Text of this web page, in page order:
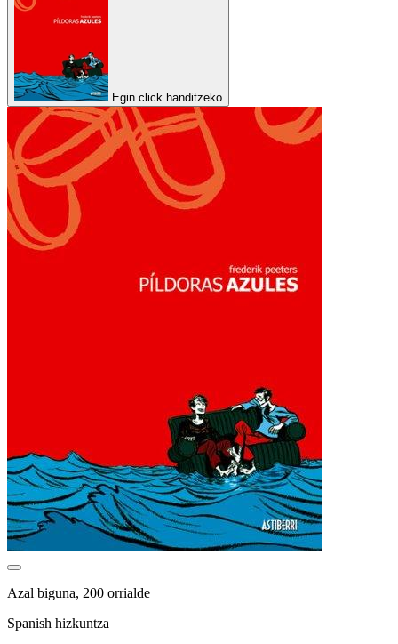
Egin click handitzeko
Azal biguna, 200 orrialde
Spanish hizkuntza